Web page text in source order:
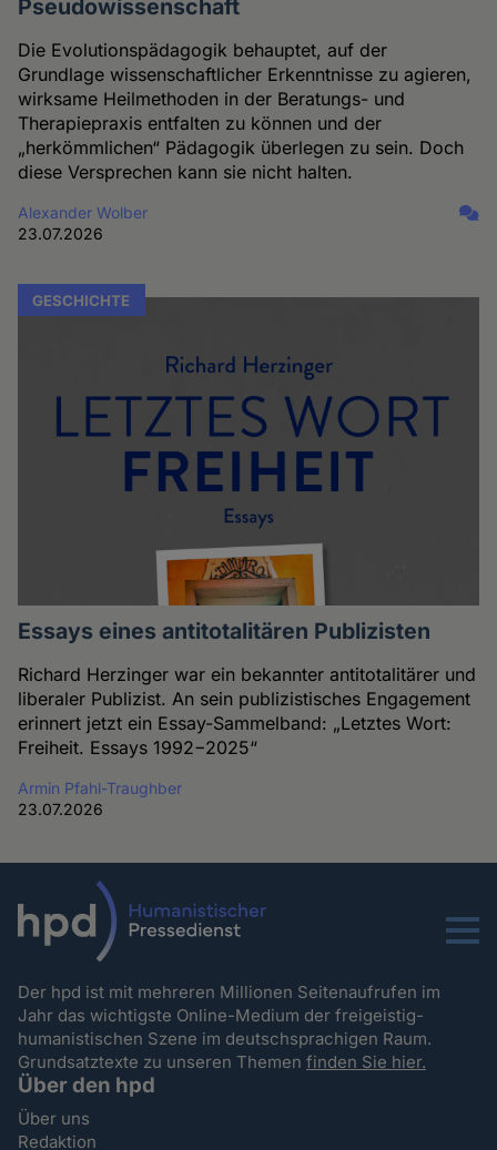
Pseudowissenschaft
Die Evolutionspädagogik behauptet, auf der
Grundlage wissenschaftlicher Erkenntnisse zu agieren,
wirksame Heilmethoden in der Beratungs- und
Therapiepraxis entfalten zu können und der
„herkömmlichen“ Pädagogik überlegen zu sein. Doch
diese Versprechen kann sie nicht halten.
Alexander Wolber
23.07.2026
GESCHICHTE
Essays eines antitotalitären Publizisten
Richard Herzinger war ein bekannter antitotalitärer und
liberaler Publizist. An sein publizistisches Engagement
erinnert jetzt ein Essay-Sammelband: „Letztes Wort:
Freiheit. Essays 1992−2025“
Armin Pfahl-Traughber
23.07.2026
Menu
Der hpd ist mit mehreren Millionen Seitenaufrufen im
Jahr das wichtigste Online-Medium der freigeistig-
humanistischen Szene im deutschsprachigen Raum.
Grundsatztexte zu unseren Themenfinden Sie hier.
Über den hpd
Über uns
Redaktion